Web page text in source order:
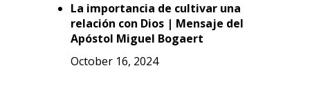
La importancia de cultivar una
relación con Dios | Mensaje del
Apóstol Miguel Bogaert
October 16, 2024